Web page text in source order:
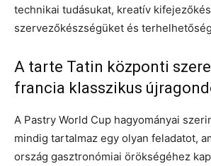
technikai tudásukat, kreatív
szervezőkészségüket és
A tarte Tatin központi
francia klasszikus
A Pastry World Cup hagyományai
mindig tartalmaz egy olyan feladatot,
ország gasztronómiai örökségéhez